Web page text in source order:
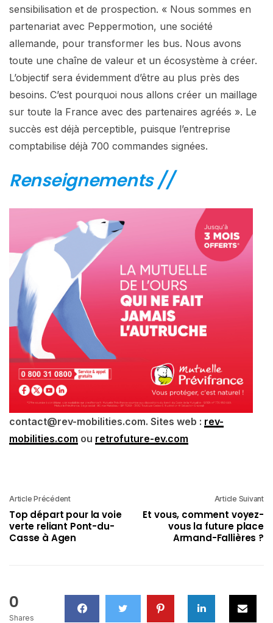
sensibilisation et de prospection. « Nous sommes en
partenariat avec Peppermotion, une société
allemande, pour transformer les bus. Nous avons
toute une chaîne de valeur et un écosystème à créer.
L’objectif sera évidemment d’être au plus près des
besoins. C’est pourquoi nous allons créer un maillage
sur toute la France avec des partenaires agréés ». Le
succès est déjà perceptible, puisque l’entreprise
comptabilise déjà 700 commandes signées.
Renseignements //
contact@rev-mobilities.com. Sites web : rev-
mobilities.com ou retrofuture-ev.com
Article Précédent
Top départ pour la voie
verte reliant Pont-du-
Casse à Agen
Article Suivant
Et vous, comment voyez-
vous la future place
Armand-Fallières ?
0
Shares